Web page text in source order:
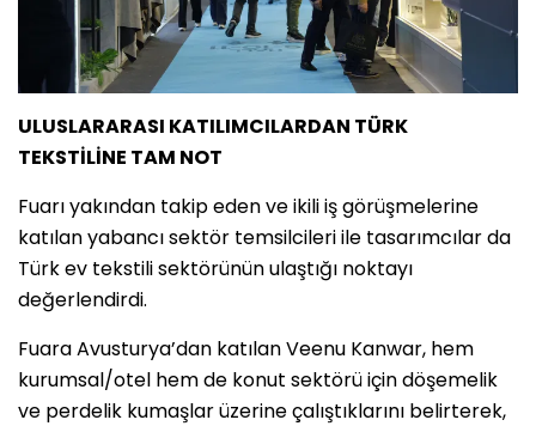
ULUSLARARASI KATILIMCILARDAN TÜRK
TEKSTİLİNE TAM NOT
Fuarı yakından takip eden ve ikili iş görüşmelerine
katılan yabancı sektör temsilcileri ile tasarımcılar da
Türk ev tekstili sektörünün ulaştığı noktayı
değerlendirdi.
Fuara Avusturya’dan katılan Veenu Kanwar, hem
kurumsal/otel hem de konut sektörü için döşemelik
ve perdelik kumaşlar üzerine çalıştıklarını belirterek,